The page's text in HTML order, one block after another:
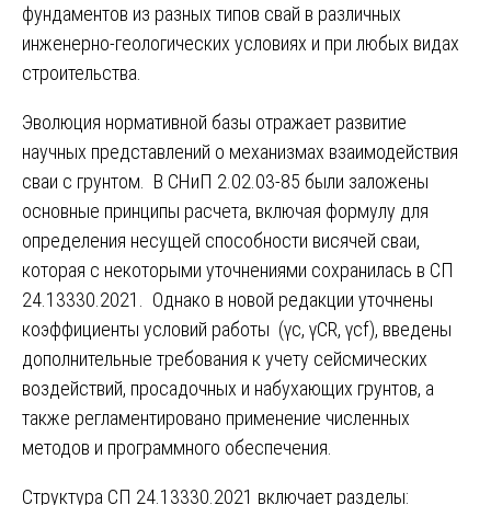
фундаментов из разных типов свай в различных
инженерно-геологических условиях и при любых видах
строительства.
Эволюция нормативной базы отражает развитие
научных представлений о механизмах взаимодействия
сваи с грунтом. В СНиП 2.02.03-85 были заложены
основные принципы расчета, включая формулу для
определения несущей способности висячей сваи,
которая с некоторыми уточнениями сохранилась в СП
24.13330.2021. Однако в новой редакции уточнены
коэффициенты условий работы (γc, γCR, γcf), введены
дополнительные требования к учету сейсмических
воздействий, просадочных и набухающих грунтов, а
также регламентировано применение численных
методов и программного обеспечения.
Структура СП 24.13330.2021 включает разделы: